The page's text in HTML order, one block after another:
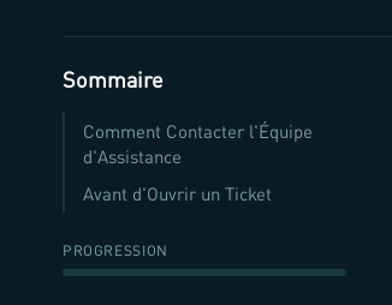
Sommaire
Comment Contacter l'Équipe
d'Assistance
Avant d'Ouvrir un Ticket
PROGRESSION